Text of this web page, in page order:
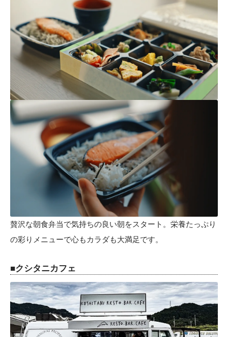
贅沢な朝食弁当で気持ちの良い朝をスタート。栄養たっぷり
の彩りメニューで心もカラダも大満足です。
■クシタニカフェ